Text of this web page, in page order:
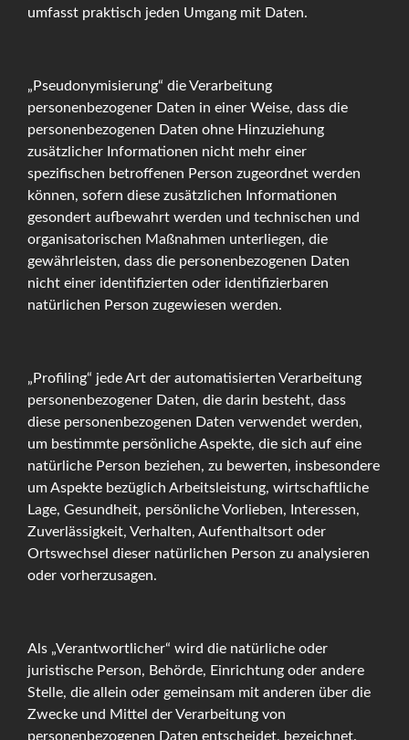
umfasst praktisch jeden Umgang mit Daten.
„Pseudonymisierung“ die Verarbeitung
personenbezogener Daten in einer Weise, dass die
personenbezogenen Daten ohne Hinzuziehung
zusätzlicher Informationen nicht mehr einer
spezifischen betroffenen Person zugeordnet werden
können, sofern diese zusätzlichen Informationen
gesondert aufbewahrt werden und technischen und
organisatorischen Maßnahmen unterliegen, die
gewährleisten, dass die personenbezogenen Daten
nicht einer identifizierten oder identifizierbaren
natürlichen Person zugewiesen werden.
„Profiling“ jede Art der automatisierten Verarbeitung
personenbezogener Daten, die darin besteht, dass
diese personenbezogenen Daten verwendet werden,
um bestimmte persönliche Aspekte, die sich auf eine
natürliche Person beziehen, zu bewerten, insbesondere
um Aspekte bezüglich Arbeitsleistung, wirtschaftliche
Lage, Gesundheit, persönliche Vorlieben, Interessen,
Zuverlässigkeit, Verhalten, Aufenthaltsort oder
Ortswechsel dieser natürlichen Person zu analysieren
oder vorherzusagen.
Als „Verantwortlicher“ wird die natürliche oder
juristische Person, Behörde, Einrichtung oder andere
Stelle, die allein oder gemeinsam mit anderen über die
Zwecke und Mittel der Verarbeitung von
personenbezogenen Daten entscheidet, bezeichnet.